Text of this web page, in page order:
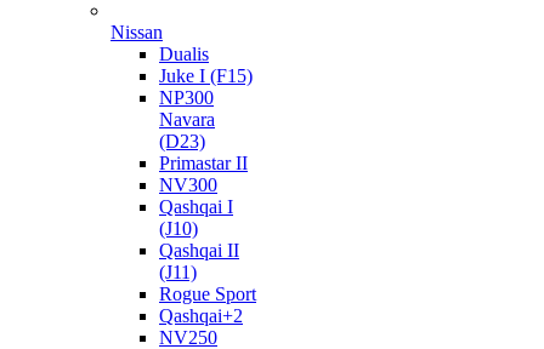
Nissan
Dualis
Juke I (F15)
NP300
Navara
(D23)
Primastar II
NV300
Qashqai I
(J10)
Qashqai II
(J11)
Rogue Sport
Qashqai+2
NV250